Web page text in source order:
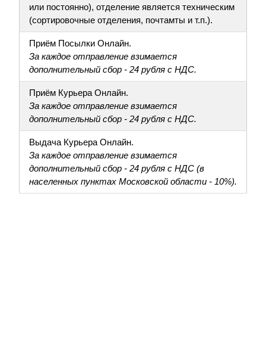
или постоянно), отделение является техническим
(сортировочные отделения, почтамты и т.п.).
Приём Посылки Онлайн.
За каждое отправление взимается
дополнительный сбор - 24 рубля с НДС.
Приём Курьера Онлайн.
За каждое отправление взимается
дополнительный сбор - 24 рубля с НДС.
Выдача Курьера Онлайн.
За каждое отправление взимается
дополнительный сбор - 24 рубля с НДС (в
населенных пунктах Московской области - 10%).